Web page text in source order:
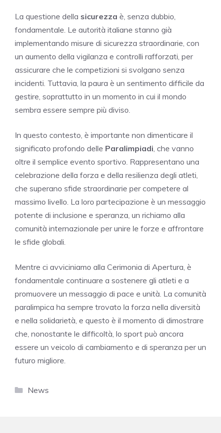
La questione della sicurezza è, senza dubbio,
fondamentale. Le autorità italiane stanno già
implementando misure di sicurezza straordinarie, con
un aumento della vigilanza e controlli rafforzati, per
assicurare che le competizioni si svolgano senza
incidenti. Tuttavia, la paura è un sentimento difficile da
gestire, soprattutto in un momento in cui il mondo
sembra essere sempre più diviso.
In questo contesto, è importante non dimenticare il
significato profondo delle Paralimpiadi , che vanno
oltre il semplice evento sportivo. Rappresentano una
celebrazione della forza e della resilienza degli atleti,
che superano sfide straordinarie per competere al
massimo livello. La loro partecipazione è un messaggio
potente di inclusione e speranza, un richiamo alla
comunità internazionale per unire le forze e affrontare
le sfide globali.
Mentre ci avviciniamo alla Cerimonia di Apertura, è
fondamentale continuare a sostenere gli atleti e a
promuovere un messaggio di pace e unità. La comunità
paralimpica ha sempre trovato la forza nella diversità
e nella solidarietà, e questo è il momento di dimostrare
che, nonostante le difficoltà, lo sport può ancora
essere un veicolo di cambiamento e di speranza per un
futuro migliore.
Categorie
News